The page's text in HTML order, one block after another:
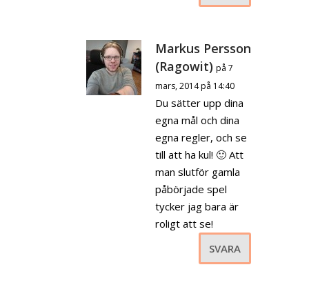
Markus Persson
(Ragowit) på 7
mars, 2014 på 14:40
Du sätter upp dina
egna mål och dina
egna regler, och se
till att ha kul! 🙂 Att
man slutför gamla
påbörjade spel
tycker jag bara är
roligt att se!
SVARA